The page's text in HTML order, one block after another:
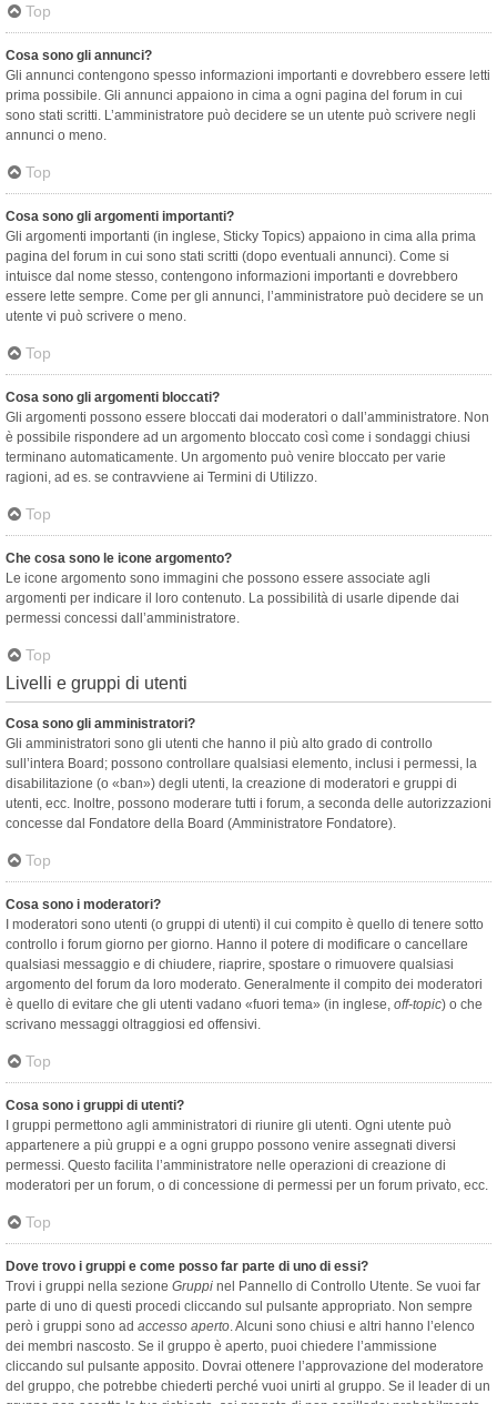
Top
Cosa sono gli annunci?
Gli annunci contengono spesso informazioni importanti e dovrebbero essere letti
prima possibile. Gli annunci appaiono in cima a ogni pagina del forum in cui
sono stati scritti. L’amministratore può decidere se un utente può scrivere negli
annunci o meno.
Top
Cosa sono gli argomenti importanti?
Gli argomenti importanti (in inglese, Sticky Topics) appaiono in cima alla prima
pagina del forum in cui sono stati scritti (dopo eventuali annunci). Come si
intuisce dal nome stesso, contengono informazioni importanti e dovrebbero
essere lette sempre. Come per gli annunci, l’amministratore può decidere se un
utente vi può scrivere o meno.
Top
Cosa sono gli argomenti bloccati?
Gli argomenti possono essere bloccati dai moderatori o dall’amministratore. Non
è possibile rispondere ad un argomento bloccato così come i sondaggi chiusi
terminano automaticamente. Un argomento può venire bloccato per varie
ragioni, ad es. se contravviene ai Termini di Utilizzo.
Top
Che cosa sono le icone argomento?
Le icone argomento sono immagini che possono essere associate agli
argomenti per indicare il loro contenuto. La possibilità di usarle dipende dai
permessi concessi dall’amministratore.
Top
Livelli e gruppi di utenti
Cosa sono gli amministratori?
Gli amministratori sono gli utenti che hanno il più alto grado di controllo
sull’intera Board; possono controllare qualsiasi elemento, inclusi i permessi, la
disabilitazione (o «ban») degli utenti, la creazione di moderatori e gruppi di
utenti, ecc. Inoltre, possono moderare tutti i forum, a seconda delle autorizzazioni
concesse dal Fondatore della Board (Amministratore Fondatore).
Top
Cosa sono i moderatori?
I moderatori sono utenti (o gruppi di utenti) il cui compito è quello di tenere sotto
controllo i forum giorno per giorno. Hanno il potere di modificare o cancellare
qualsiasi messaggio e di chiudere, riaprire, spostare o rimuovere qualsiasi
argomento del forum da loro moderato. Generalmente il compito dei moderatori
è quello di evitare che gli utenti vadano «fuori tema» (in inglese, off-topic) o che
scrivano messaggi oltraggiosi ed offensivi.
Top
Cosa sono i gruppi di utenti?
I gruppi permettono agli amministratori di riunire gli utenti. Ogni utente può
appartenere a più gruppi e a ogni gruppo possono venire assegnati diversi
permessi. Questo facilita l’amministratore nelle operazioni di creazione di
moderatori per un forum, o di concessione di permessi per un forum privato, ecc.
Top
Dove trovo i gruppi e come posso far parte di uno di essi?
Trovi i gruppi nella sezione Gruppi nel Pannello di Controllo Utente. Se vuoi far
parte di uno di questi procedi cliccando sul pulsante appropriato. Non sempre
però i gruppi sono ad accesso aperto. Alcuni sono chiusi e altri hanno l’elenco
dei membri nascosto. Se il gruppo è aperto, puoi chiedere l’ammissione
cliccando sul pulsante apposito. Dovrai ottenere l’approvazione del moderatore
del gruppo, che potrebbe chiederti perché vuoi unirti al gruppo. Se il leader di un